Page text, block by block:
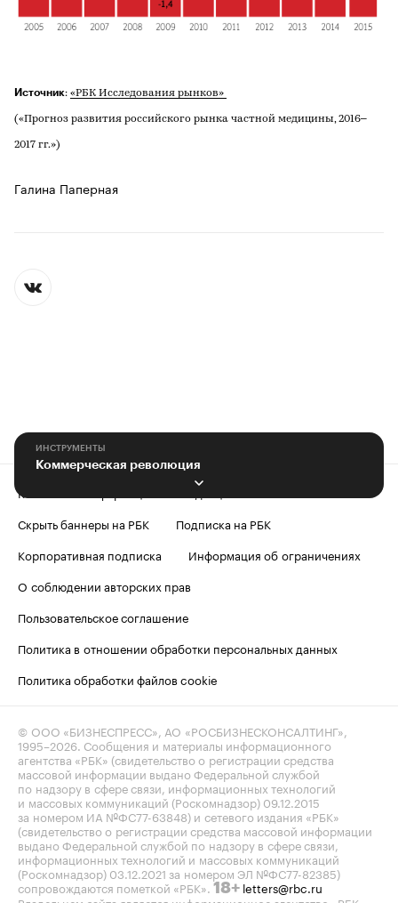
Источник: «РБК Исследования рынков»
(«Прогноз развития российского рынка частной медицины, 2016–
2017 гг.»)
Галина Паперная
ИНСТРУМЕНТЫ
Коммерческая революция
Контактная информация
Скрыть баннеры на РБК
Подписка на РБК
Корпоративная подписка
Информация об ограничениях
О соблюдении авторских прав
Пользовательское соглашение
Политика в отношении обработки персональных данных
Политика обработки файлов cookie
© ООО «БИЗНЕСПРЕСС», АО «РОСБИЗНЕСКОНСАЛТИНГ»,
1995–2026. Сообщения и материалы информационного
агентства «РБК» (свидетельство о регистрации средства
массовой информации выдано Федеральной службой
по надзору в сфере связи, информационных технологий
и массовых коммуникаций (Роскомнадзор) 09.12.2015
за номером ИА №ФС77-63848) и сетевого издания «РБК»
(свидетельство о регистрации средства массовой информации
выдано Федеральной службой по надзору в сфере связи,
информационных технологий и массовых коммуникаций
(Роскомнадзор) 03.12.2021 за номером ЭЛ №ФС77-82385)
сопровождаются пометкой «РБК». 18+ letters@rbc.ru